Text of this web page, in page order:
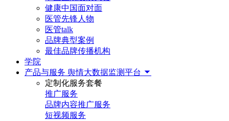
健康中国面对面
医管先锋人物
医管talk
品牌典型案例
最佳品牌传播机构
学院
产品与服务 舆情大数据监测平台
定制化服务套餐
推广服务
品牌内容推广服务
短视频服务